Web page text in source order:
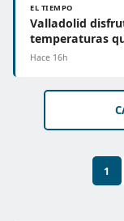
EL TIEMPO
Valladolid
temperaturas
Hace 16h
1